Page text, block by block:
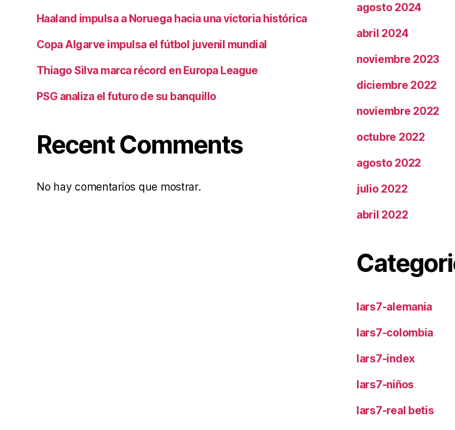
Haaland impulsa a Noruega hacia una victoria histórica
Copa Algarve impulsa el fútbol juvenil mundial
Thiago Silva marca récord en Europa League
PSG analiza el futuro de su banquillo
Recent Comments
No hay comentarios que mostrar.
agosto 2024
abril 2024
noviembre 2023
diciembre 2022
noviembre 2022
octubre 2022
agosto 2022
julio 2022
abril 2022
lars7-alemania
lars7-colombia
lars7-index
lars7-niños
lars7-real betis